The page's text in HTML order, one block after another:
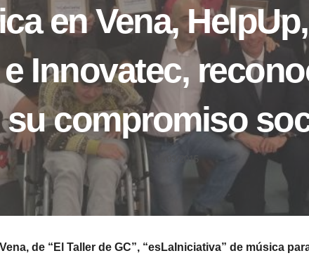
en Vena,
Innovatec,
su compromiso
11/03/2015
de “El Taller de GC”, “esLaIniciativa” de música